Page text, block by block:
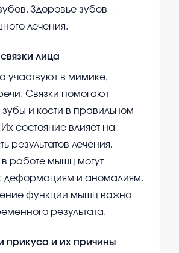
Здоровье зубов —
лечения.
лица
участвуют в мимике,
Связки помогают
зубы и кости в правильном
состояние влияет на
результатов лечения.
работе мышц могут
деформациям и аномалиям.
функции мышц важно
результата.
прикуса и их причины